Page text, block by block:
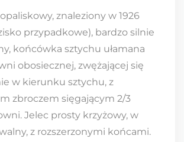
znaleziony w 1926
przypadkowe), bardzo silnie
końcówka sztychu ułamana
obosiecznej, zwężającej się
w kierunku sztychu, z
zbroczem sięgającym 2/3
Jelec prosty krzyżowy, w
z rozszerzonymi końcami.